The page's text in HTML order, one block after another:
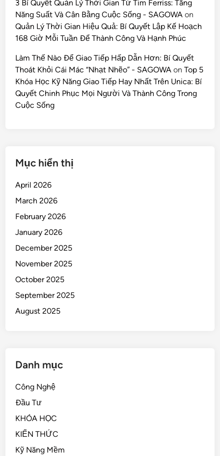
3 Bí Quyết Quản Lý Thời Gian Từ Tim Ferriss: Tăng
Năng Suất Và Cân Bằng Cuộc Sống - SAGOWA on
Quản Lý Thời Gian Hiệu Quả: Bí Quyết Lập Kế Hoạch
168 Giờ Mỗi Tuần Để Thành Công Và Hạnh Phúc
Làm Thế Nào Để Giao Tiếp Hấp Dẫn Hơn: Bí Quyết
Thoát Khỏi Cái Mác “Nhạt Nhẽo” - SAGOWA onTop 5
Khóa Học Kỹ Năng Giao Tiếp Hay Nhất Trên Unica: Bí
Quyết Chinh Phục Mọi Người Và Thành Công Trong
Cuộc Sống
Mục hiển thị
April 2026
March 2026
February 2026
January 2026
December 2025
November 2025
October 2025
September 2025
August 2025
Danh mục
Công Nghệ
Đầu Tư
KHÓA HỌC
KIẾN THỨC
Kỹ Năng Mềm